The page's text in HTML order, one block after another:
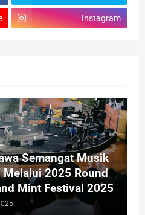
Instagram
Semangat Musik
2025 Round
Mint Festival 2025